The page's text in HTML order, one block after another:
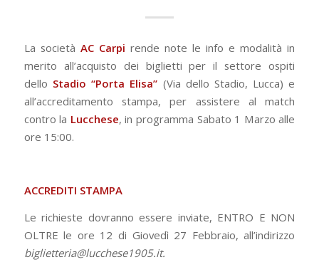
La società AC Carpi rende note le info e modalità in
merito all’acquisto dei biglietti per il settore ospiti
dello Stadio “Porta Elisa” (Via dello Stadio, Lucca) e
all’accreditamento stampa, per assistere al match
contro la Lucchese, in programma Sabato 1 Marzo alle
ore 15:00.
ACCREDITI STAMPA
Le richieste dovranno essere inviate, ENTRO E NON
OLTRE le ore 12 di Giovedì 27 Febbraio, all’indirizzo
biglietteria@lucchese1905.it.